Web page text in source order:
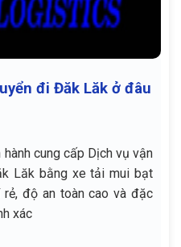
đi Đăk Lăk ở đâu
cung cấp Dịch vụ vận
Lăk bằng xe tải mui bạt
độ an toàn cao và đặc
xác